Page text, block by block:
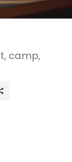
camp,